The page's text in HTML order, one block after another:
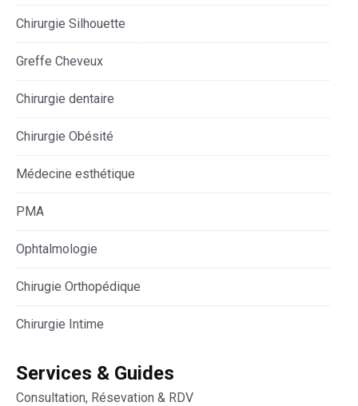
Chirurgie Silhouette
Greffe Cheveux
Chirurgie dentaire
Chirurgie Obésité
Médecine esthétique
PMA
Ophtalmologie
Chirugie Orthopédique
Chirurgie Intime
Services & Guides
Consultation, Résevation & RDV